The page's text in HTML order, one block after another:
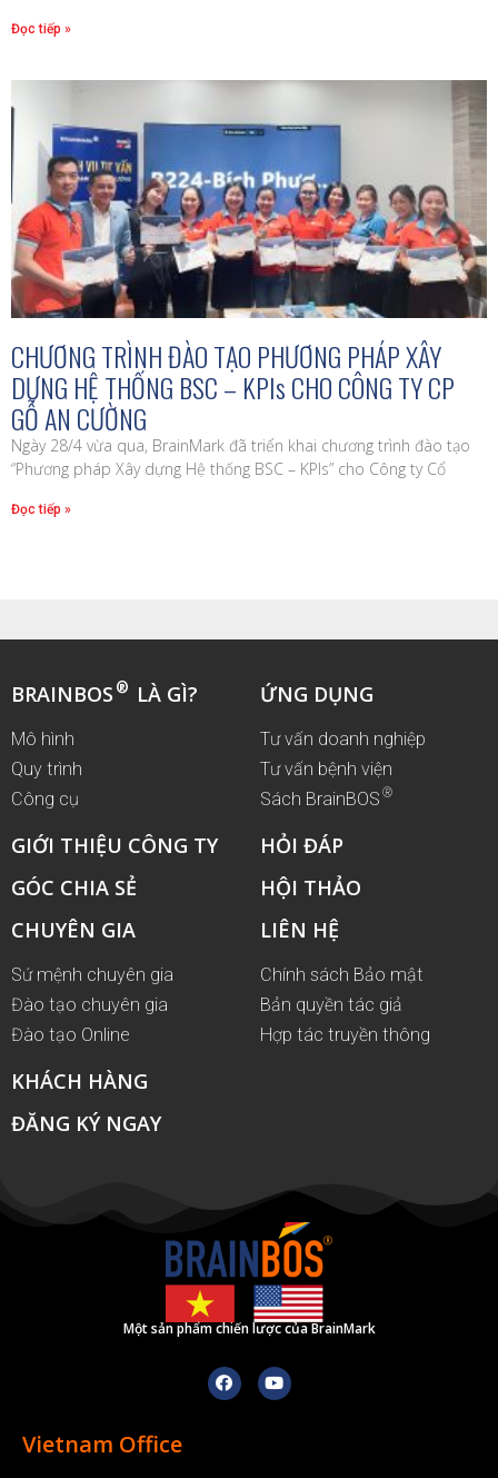
Đọc tiếp »
CHƯƠNG TRÌNH ĐÀO TẠO PHƯƠNG PHÁP XÂY
DỰNG HỆ THỐNG BSC – KPIs CHO CÔNG TY CP
GỖ AN CƯỜNG
Ngày 28/4 vừa qua, BrainMark đã triển khai chương trình đào tạo
“Phương pháp Xây dựng Hệ thống BSC – KPIs” cho Công ty Cổ
Đọc tiếp »
BRAINBOS ® LÀ GÌ?
Mô hình
Quy trình
Công cụ
GIỚI THIỆU CÔNG TY
GÓC CHIA SẺ
ỨNG DỤNG
Tư vấn doanh nghiệp
Tư vấn bệnh viện
Sách BrainBOS ®
HỎI ĐÁP
HỘI THẢO
CHUYÊN GIA
Sứ mệnh chuyên gia
Đào tạo chuyên gia
Đào tạo Online
KHÁCH HÀNG
ĐĂNG KÝ NGAY
LIÊN HỆ
Chính sách Bảo mật
Bản quyền tác giả
Hợp tác truyền thông
Một sản phẩm chiến lược của BrainMark
Vietnam Office